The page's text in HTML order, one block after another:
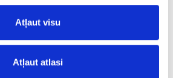
Atļaut visu
Atļaut atlasi